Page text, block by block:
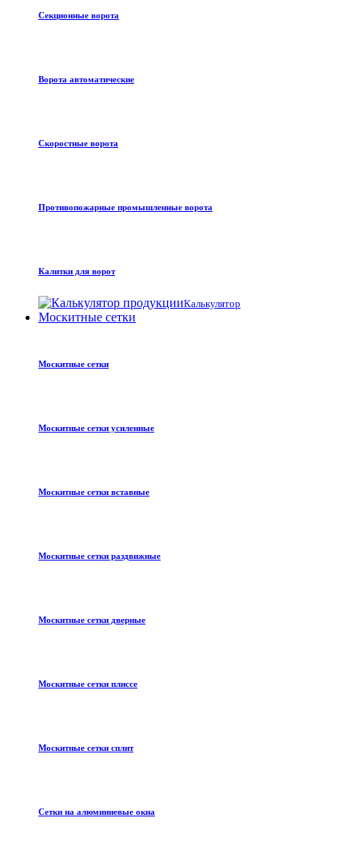
Секционные ворота
Ворота автоматические
Скоростные ворота
Противопожарные промышленные ворота
Калитки для ворот
Калькулятор
Москитные сетки
Москитные сетки
Москитные сетки усиленные
Москитные сетки вставные
Москитные сетки раздвижные
Москитные сетки дверные
Москитные сетки плиссе
Москитные сетки сплит
Сетки на алюминиевые окна